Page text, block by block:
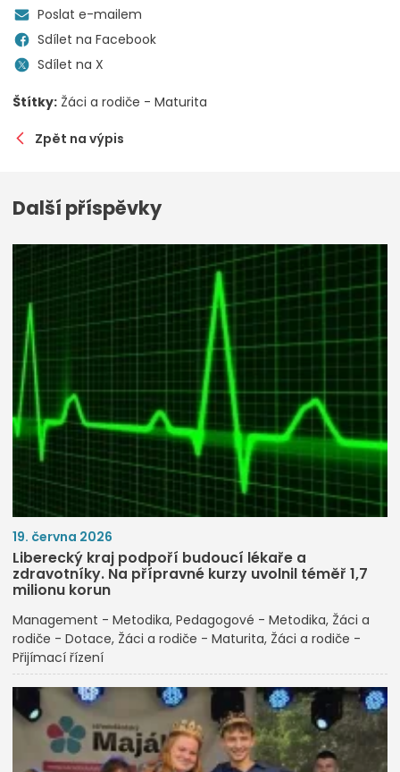
Poslat e-mailem
Sdílet na Facebook
Sdílet na X
Štítky: Žáci a rodiče - Maturita
Zpět na výpis
Další příspěvky
19. června 2026
Liberecký kraj podpoří budoucí lékaře a
zdravotníky. Na přípravné kurzy uvolnil téměř 1,7
milionu korun
Management - Metodika Pedagogové - Metodika Žáci a
rodiče - Dotace Žáci a rodiče - Maturita Žáci a rodiče -
Přijímací řízení